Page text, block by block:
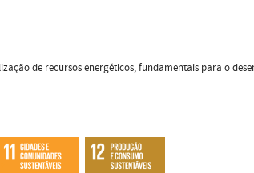
de recursos energéticos, fundamentais para o